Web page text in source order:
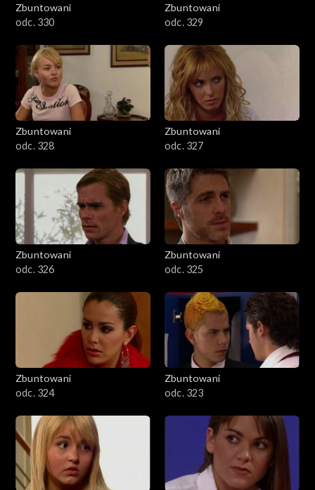
Zbuntowani
odc. 330
Zbuntowani
odc. 329
Zbuntowani
odc. 328
Zbuntowani
odc. 327
Zbuntowani
odc. 326
Zbuntowani
odc. 325
Zbuntowani
odc. 324
Zbuntowani
odc. 323